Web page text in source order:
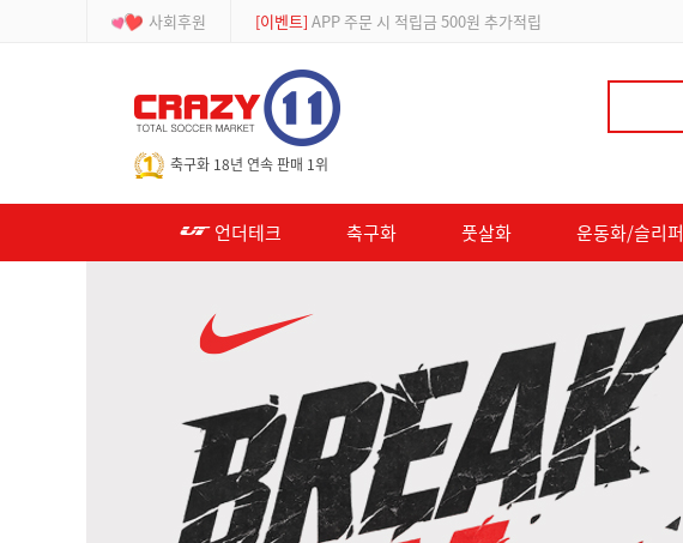
사회후원 [등급제] 회원가입 시 최대 2% 적립 및 할인 쿠폰 지급
축구화 18년 연속 판매 1위
언더테크 축구화 풋살화 운동화/슬리퍼